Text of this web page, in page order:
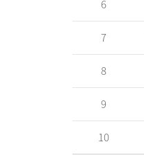
6
7
8
9
10